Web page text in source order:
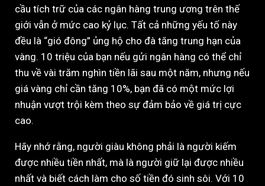
cầu tích trữ của các ngân hàng trung ương trên thế
giới vẫn ở mức cao kỷ lục. Tất cả những yếu tố này
đều là “gió đông” ủng hộ cho đà tăng trung hạn của
vàng. 10 triệu của bạn nếu gửi ngân hàng có thể chỉ
thu về vài trăm nghìn tiền lãi sau một năm, nhưng nếu
giá vàng chỉ cần tăng 10%, bạn đã có một mức lợi
nhuận vượt trội kèm theo sự đảm bảo về giá trị cực
cao.
Hãy nhớ rằng, người giàu không phải là người kiếm
được nhiều tiền nhất, mà là người giữ lại được nhiều
nhất và biết cách làm cho số tiền đó sinh sôi. Với 10